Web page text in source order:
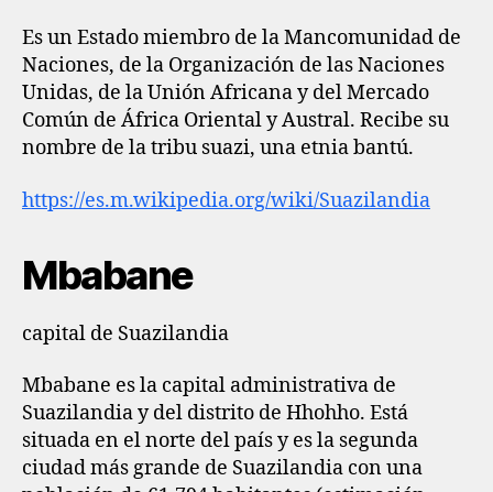
Es un Estado miembro de la Mancomunidad de
Naciones, de la Organización de las Naciones
Unidas, de la Unión Africana y del Mercado
Común de África Oriental y Austral. Recibe su
nombre de la tribu suazi, una etnia bantú.
https://es.m.wikipedia.org/wiki/Suazilandia
Mbabane
capital de Suazilandia
Mbabane es la capital administrativa de
Suazilandia y del distrito de Hhohho. Está
situada en el norte del país y es la segunda
ciudad más grande de Suazilandia con una